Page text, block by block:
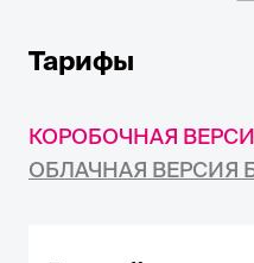
Тарифы
КОРОБОЧНАЯ
ОБЛАЧНАЯ ВЕРСИЯ